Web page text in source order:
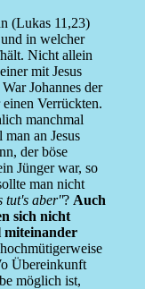
(Lukas 11,23)
in welcher
Nicht allein
mit Jesus
Johannes der
Verrückten.
manchmal
an Jesus
der böse
Jünger war, so
man nicht
tut's aber''? Auch
sich nicht
miteinander
Übereinkunft
möglich ist,